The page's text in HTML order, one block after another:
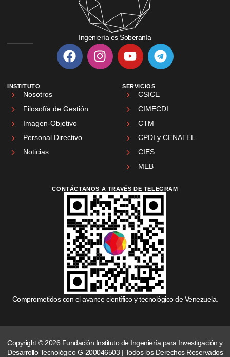
Ingeniería es Soberanía
INSTITUTO
Nosotros
Filosofía de Gestión
Imagen-Objetivo
Personal Directivo
Noticias
SERVICIOS
CSICE
CIMECDI
CTM
CPDI y CENATEL
CIES
MEB
CONTÁCTANOS A TRAVÉS DE TELEGRAM
Comprometidos con el avance científico y tecnológico de Venezuela.
Copyright © 2026 Fundación Instituto de Ingeniería para Investigación y
Desarrollo Tecnológico G-200046503 | Todos los Derechos Reservados